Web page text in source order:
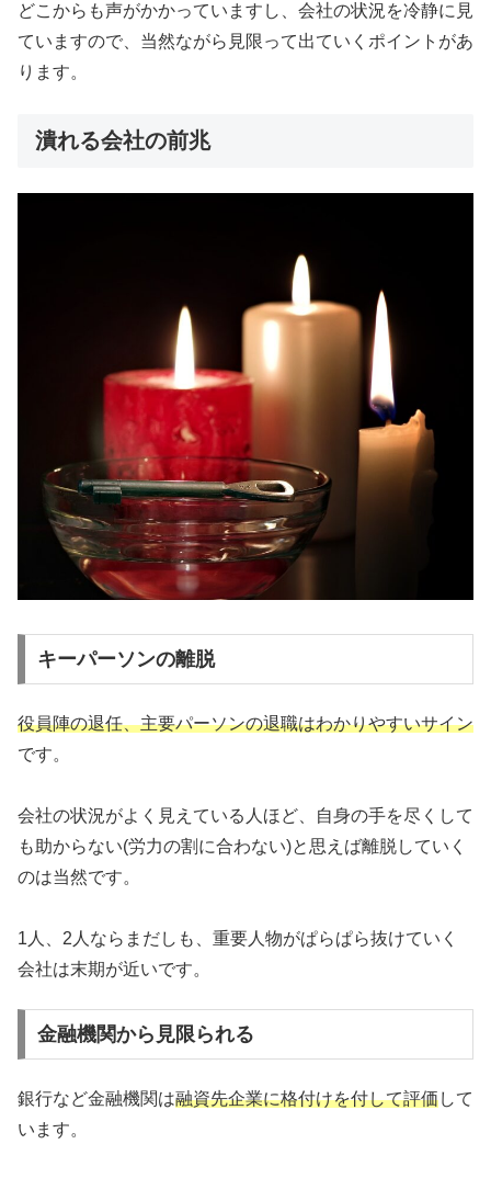
どこからも声がかかっていますし、会社の状況を冷静に見
ていますので、当然ながら見限って出ていくポイントがあ
ります。
潰れる会社の前兆
キーパーソンの離脱
役員陣の退任、主要パーソンの退職はわかりやすいサイン
です。
会社の状況がよく見えている人ほど、自身の手を尽くして
も助からない(労力の割に合わない)と思えば離脱していく
のは当然です。
1人、2人ならまだしも、重要人物がぱらぱら抜けていく
会社は末期が近いです。
金融機関から見限られる
銀行など金融機関は融資先企業に格付けを付して評価して
います。